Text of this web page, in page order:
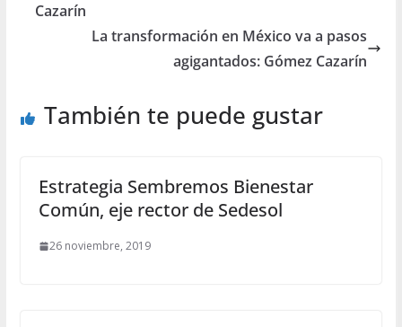
Cazarín
La transformación en México va a pasos
agigantados: Gómez Cazarín
También te puede gustar
Estrategia Sembremos Bienestar
Común, eje rector de Sedesol
26 noviembre, 2019